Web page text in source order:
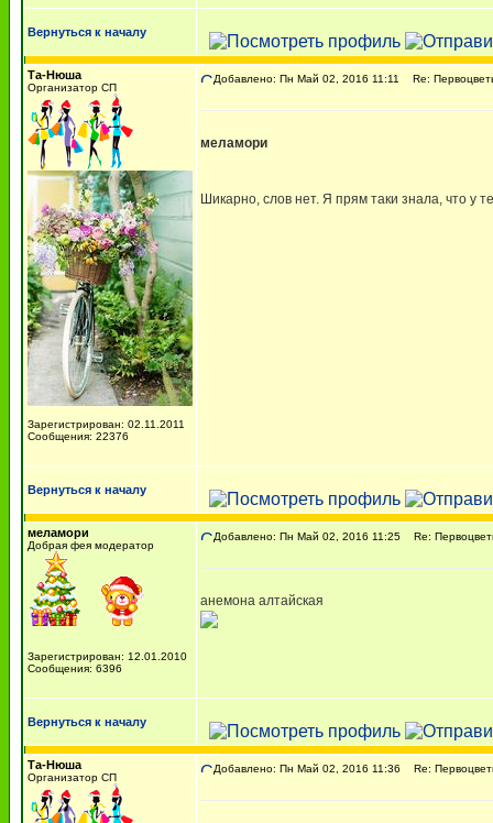
Вернуться к началу
Та-Нюша
Организатор СП
Зарегистрирован: 02.11.2011
Сообщения: 22376
Добавлено: Пн Май 02, 2016 11:11 Re:
меламори
Шикарно, слов нет. Я прям таки знала, что у
Вернуться к началу
меламори
Добрая фея модератор
Зарегистрирован: 12.01.2010
Сообщения: 6396
Добавлено: Пн Май 02, 2016 11:25 Re:
анемона алтайская
Вернуться к началу
Та-Нюша
Организатор СП
Добавлено: Пн Май 02, 2016 11:36 Re: